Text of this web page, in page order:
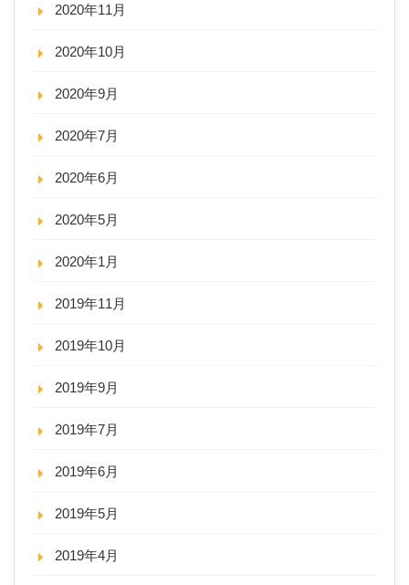
2020年11月
2020年10月
2020年9月
2020年7月
2020年6月
2020年5月
2020年1月
2019年11月
2019年10月
2019年9月
2019年7月
2019年6月
2019年5月
2019年4月